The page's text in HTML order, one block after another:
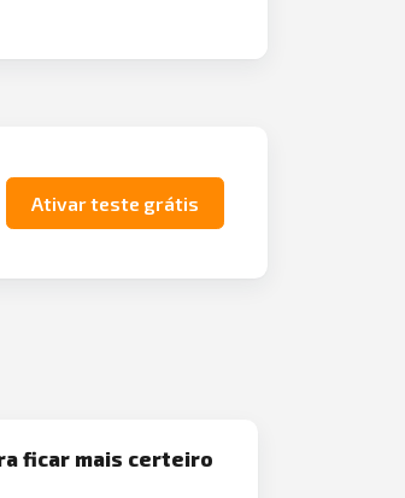
Ativar teste grátis
ficar mais certeiro